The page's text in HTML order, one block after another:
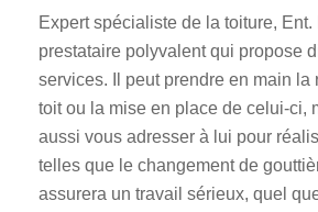
Expert spécialiste de la toiture, Ent.
prestataire polyvalent qui propose
services. Il peut prendre en main la
toit ou la mise en place de celui-ci,
aussi vous adresser à lui pour
telles que le changement de
assurera un travail sérieux, quel